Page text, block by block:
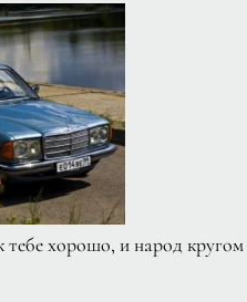
хорошо, и народ